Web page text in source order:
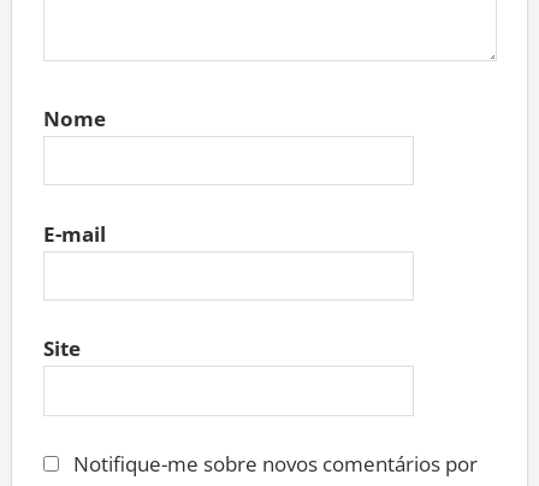
Nome
E-mail
Site
Notifique-me sobre novos comentários por